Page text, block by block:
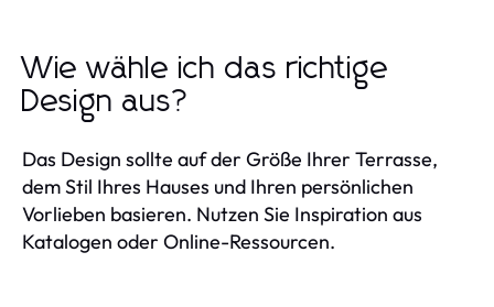
Wie wähle ich das richtige
Design aus?
Das Design sollte auf der Größe Ihrer Terrasse,
dem Stil Ihres Hauses und Ihren persönlichen
Vorlieben basieren. Nutzen Sie Inspiration aus
Katalogen oder Online-Ressourcen.